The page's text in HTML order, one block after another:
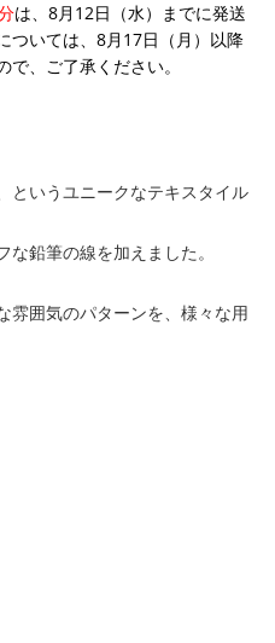
は、8月12日（水）までに発送
ついては、8月17日（月）以降
、ご了承ください。
というユニークなテキスタイル
鉛筆の線を加えました。
雰囲気のパターンを、様々な用